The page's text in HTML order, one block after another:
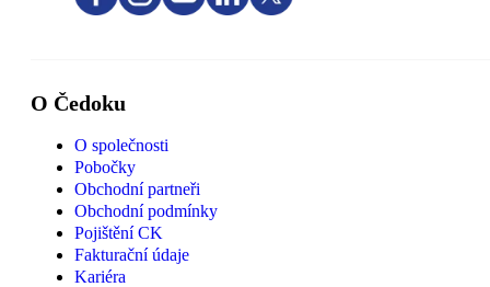
O Čedoku
O společnosti
Pobočky
Obchodní partneři
Obchodní podmínky
Pojištění CK
Fakturační údaje
Kariéra